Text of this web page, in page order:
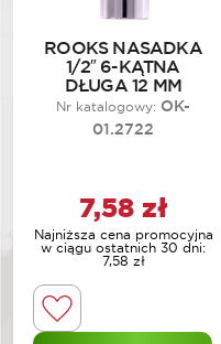
ROOKS NASADKA
1/2″ 6-KĄTNA
DŁUGA 12 MM
Nr katalogowy: OK-
01.2722
7,58 zł
Najniższa cena promocyjna
w ciągu ostatnich 30 dni:
7,58 zł